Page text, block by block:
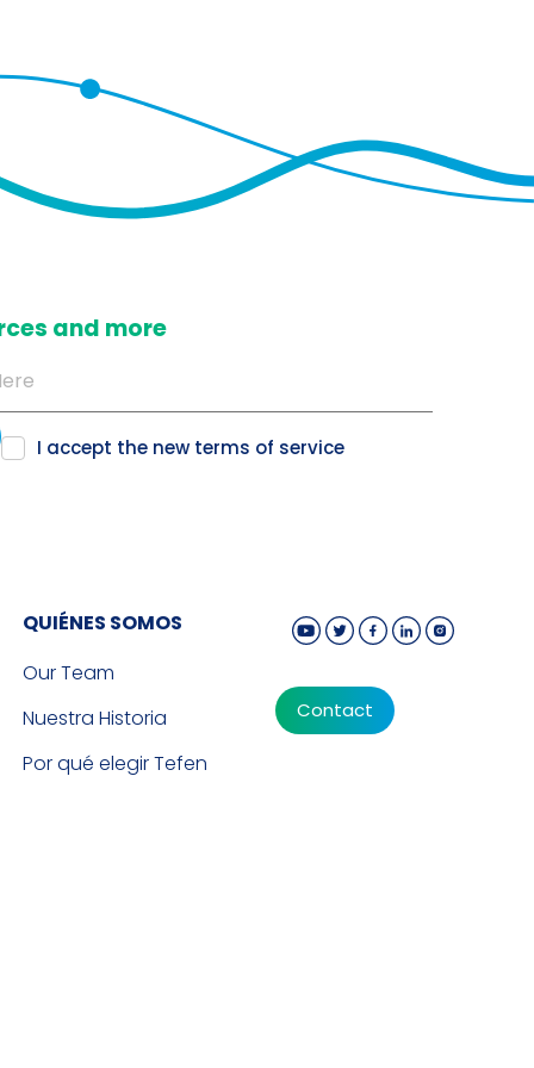
and more
I accept the new terms of service
QUIÉNES SOMOS
Our Team
Nuestra Historia
Por qué elegir Tefen
Contact